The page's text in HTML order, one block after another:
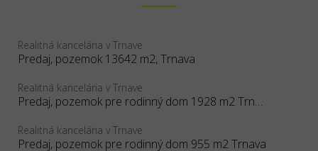
Realitná kancelária v Trnave
Predaj, pozemok 13642 m2, Trnava
Realitná kancelária v Trnave
Predaj, pozemok pre rodinný dom 1928 m2 Trnava
Realitná kancelária v Trnave
Predaj, pozemok pre rodinný dom 955 m2 Trnava